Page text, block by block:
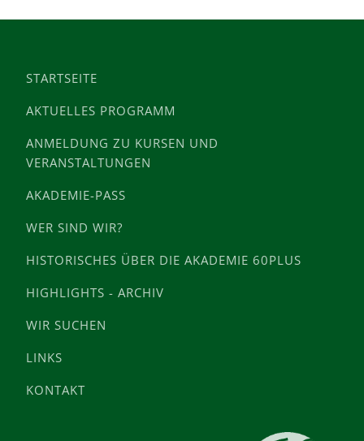
STARTSEITE
AKTUELLES PROGRAMM
ANMELDUNG ZU KURSEN UND
VERANSTALTUNGEN
AKADEMIE-PASS
WER SIND WIR?
HISTORISCHES ÜBER DIE AKADEMIE 60PLUS
HIGHLIGHTS - ARCHIV
WIR SUCHEN
LINKS
KONTAKT